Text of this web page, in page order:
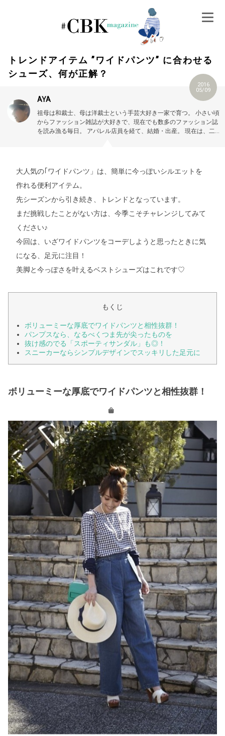
トレンドアイテム ”ワイドパンツ” に合わせる
シューズ、何が正解？
2016
05/09
AYA
祖母は和裁士、母は洋裁士という手芸大好き一家で育つ。
小さい頃
からファッション雑誌が大好きで、現在でも数多のファッション誌
を読み漁る毎日。
アパレル店員を経て、結婚・出産。
現在は、二
大人気の｢ワイドパンツ」は、簡単に今っぽいシルエットを
作れる便利アイテム。
先シーズンから引き続き、トレンドとなっています。
まだ挑戦したことがない方は、今季こそチャレンジしてみて
ください♪
今回は、いざワイドパンツをコーデしようと思ったときに気
になる、足元に注目！
美脚と今っぽさを叶えるベストシューズはこれです♡
もくじ
ボリューミーな厚底でワイドパンツと相性抜群！
パンプスなら、なるべくつま先が尖ったものを
抜け感のでる「スポーティサンダル」も◎！
スニーカーならシンプルデザインでスッキリした足元に
ボリューミーな厚底でワイドパンツと相性抜群！